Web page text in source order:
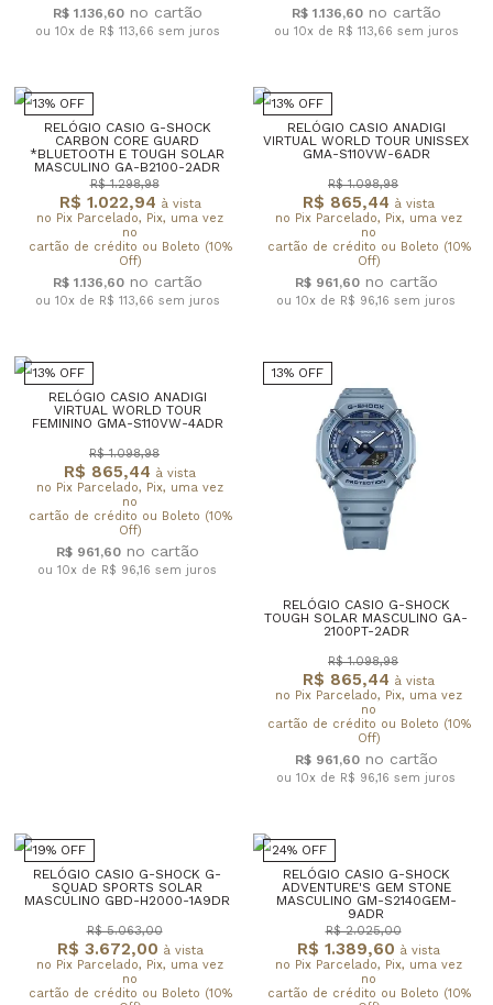
R$ 1.136,60
ou 10x de R$ 113,66 sem juros
R$ 1.136,60
ou 10x de R$ 113,66 sem juros
13% OFF
RELÓGIO CASIO G-SHOCK
CARBON CORE GUARD
*BLUETOOTH E TOUGH SOLAR
MASCULINO GA-B2100-2ADR
R$ 1.022,94 à vista
no Pix Parcelado, Pix, uma vez
no
cartão de crédito ou Boleto (10%
Off)
R$ 1.298,98
R$ 1.136,60
ou 10x de R$ 113,66 sem juros
13% OFF
RELÓGIO CASIO ANADIGI
VIRTUAL WORLD TOUR UNISSEX
GMA-S110VW-6ADR
R$ 865,44 à vista
no Pix Parcelado, Pix, uma vez
no
cartão de crédito ou Boleto (10%
Off)
R$ 1.098,98
R$ 961,60
ou 10x de R$ 96,16 sem juros
13% OFF
RELÓGIO CASIO ANADIGI
VIRTUAL WORLD TOUR
FEMININO GMA-S110VW-4ADR
R$ 865,44 à vista
no Pix Parcelado, Pix, uma vez
no
cartão de crédito ou Boleto (10%
Off)
R$ 1.098,98
R$ 961,60
ou 10x de R$ 96,16 sem juros
13% OFF
RELÓGIO CASIO G-SHOCK
TOUGH SOLAR MASCULINO GA-
2100PT-2ADR
R$ 865,44 à vista
no Pix Parcelado, Pix, uma vez
no
cartão de crédito ou Boleto (10%
Off)
R$ 1.098,98
R$ 961,60
ou 10x de R$ 96,16 sem juros
19% OFF
RELÓGIO CASIO G-SHOCK G-
SQUAD SPORTS SOLAR
MASCULINO GBD-H2000-1A9DR
R$ 3.672,00 à vista
no Pix Parcelado, Pix, uma vez
no
cartão de crédito ou Boleto (10%
R$ 5.063,00
24% OFF
RELÓGIO CASIO G-SHOCK
ADVENTURE'S GEM STONE
MASCULINO GM-S2140GEM-
9ADR
R$ 1.389,60 à vista
no Pix Parcelado, Pix, uma vez
no
cartão de crédito ou Boleto (10%
R$ 2.025,00